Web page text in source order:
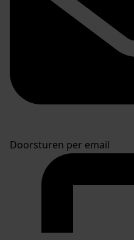
Doorsturen per email